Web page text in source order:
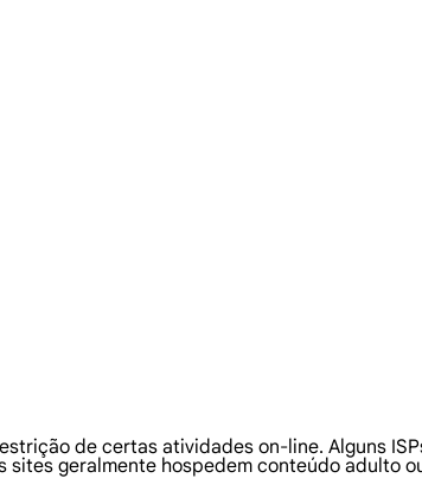
de certas atividades on-line. Alguns
geralmente hospedem conteúdo adulto